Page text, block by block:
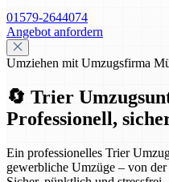
01579-2644074
Angebot anfordern
Umziehen mit Umzugsfirma
🔄 Trier
Professionell,
Ein professionelles Trier
gewerbliche Umzüge – von